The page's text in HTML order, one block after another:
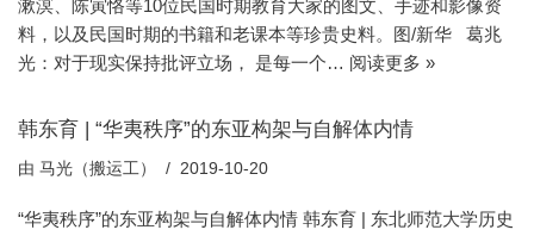
漱溟、陈寅恪等10位民国时期教育大家的图文、手迹和影像资
料，以及民国时期的书籍和老课本等珍贵史料。图/新华 葛兆
光：对于现实保持批评立场， 是每一个… 阅读更多 »
韩东育 | “华夷秩序”的东亚构架与自解体内情
由 马光（搬运工） 2019-10-20
“华夷秩序”的东亚构架与自解体内情 韩东育 | 东北师范大学历史